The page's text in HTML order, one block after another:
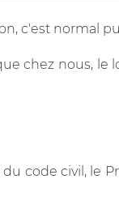
c'est normal
chez nous, le
du code civil, le